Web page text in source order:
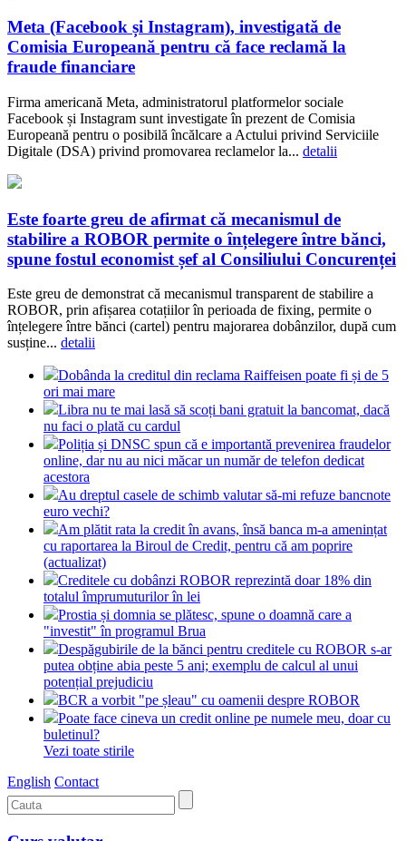
Meta (Facebook și Instagram), investigată de
Comisia Europeană pentru că face reclamă la
fraude financiare
Firma americană Meta, administratorul platformelor sociale
Facebook și Instagram sunt investigate în prezent de Comisia
Europeană pentru o posibilă încălcare a Actului privind Serviciile
Digitale (DSA) privind promovarea reclamelor la... detalii
Este foarte greu de afirmat că mecanismul de
stabilire a ROBOR permite o înțelegere între bănci,
spune fostul economist șef al Consiliului Concurenței
Este greu de demonstrat că mecanismul transparent de stabilire a
ROBOR, prin afișarea cotațiilor în perioada de fixing, permite o
înțelegere între bănci (cartel) pentru majorarea dobânzilor, după cum
susține... detalii
Dobânda la creditul din reclama Raiffeisen poate fi și de 5
ori mai mare
Libra nu te mai lasă să scoți bani gratuit la bancomat, dacă
nu faci o plată cu cardul
Poliția și DNSC spun că e importantă prevenirea fraudelor
online, dar nu au nici măcar un număr de telefon dedicat
acestora
Au dreptul casele de schimb valutar să-mi refuze bancnote
euro vechi?
Am plătit rata la credit în avans, însă banca m-a amenințat
cu raportarea la Biroul de Credit, pentru că am poprire
(actualizat)
Creditele cu dobânzi ROBOR reprezintă doar 18% din
totalul împrumuturilor în lei
Prostia și domnia se plătesc, spune o doamnă care a
"investit" în programul Brua
Despăgubirile de la bănci pentru creditele cu ROBOR s-ar
putea obține abia peste 5 ani; exemplu de calcul al unui
potențial prejudiciu
BCR a vorbit "pe șleau" cu oamenii despre ROBOR
Poate face cineva un credit online pe numele meu, doar cu
buletinul?
Vezi toate stirile
English Contact